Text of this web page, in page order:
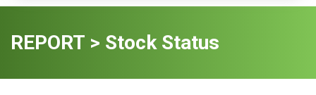
REPORT > Stock Status